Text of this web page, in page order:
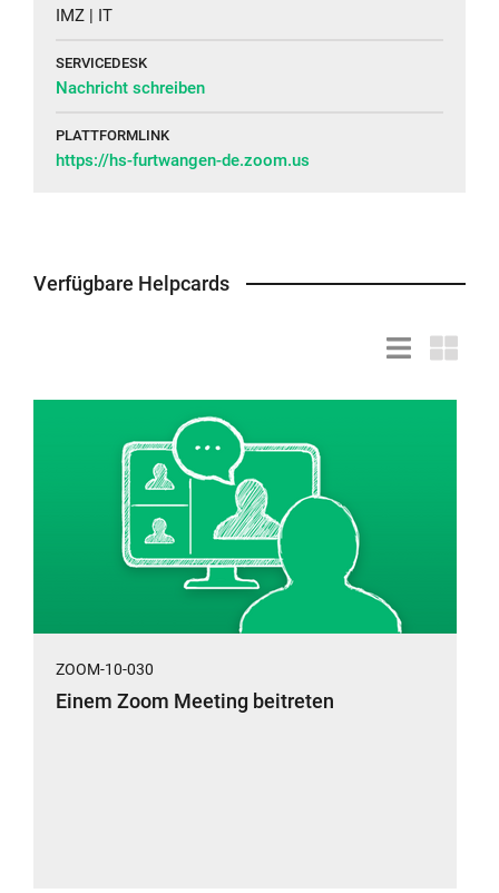
IMZ | IT
SERVICEDESK
Nachricht schreiben
PLATTFORMLINK
https://hs-furtwangen-de.zoom.us
Verfügbare Helpcards
ZOOM-10-030
Einem Zoom Meeting beitreten